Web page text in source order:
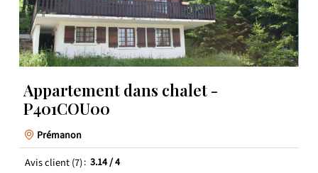
Appartement dans chalet -
P401COU00
Prémanon
Avis client(7) 3.14/ 4